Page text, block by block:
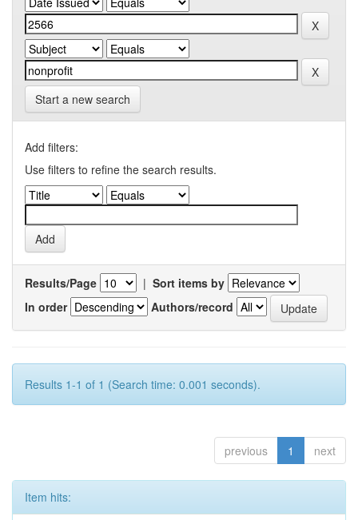
Start a new search
Add filters:
Use filters to refine the search results.
Results/Page | Sort items by
In order
Authors/record
Results 1-1 of 1 (Search time: 0.001 seconds).
previous 1 next
Item hits: